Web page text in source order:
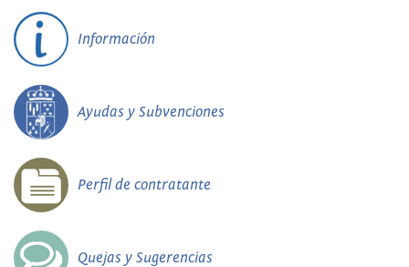
Información
Ayudas y Subvenciones
Perfil de contratante
Quejas y Sugerencias